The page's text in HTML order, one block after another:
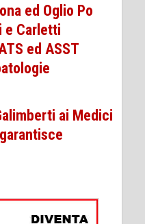
ed Oglio Po
e Carletti
ed ASST
ai Medici